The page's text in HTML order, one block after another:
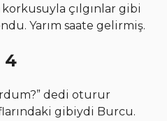
çılgınlar gibi
Yarım saate gelirmiş.
4
dedi oturur
gibiydi Burcu.